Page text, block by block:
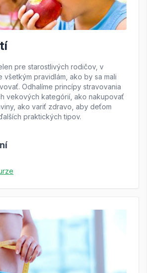
pre starostlivých rodičov, v
všetkým pravidlám, ako by sa mali
Odhalíme princípy stravovania
vekových kategórií, ako nakupovať
ako variť zdravo, aby deťom
praktických tipov.